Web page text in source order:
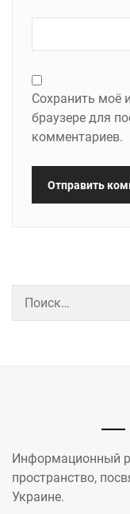
Сохранить моё
браузере для
комментариев.
Информационный
пространство,
Украине.